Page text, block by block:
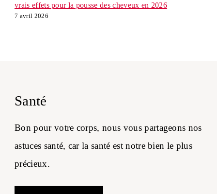
vrais effets pour la pousse des cheveux en 2026
7 avril 2026
Santé
Bon pour votre corps, nous vous partageons nos
astuces santé, car la santé est notre bien le plus
précieux.